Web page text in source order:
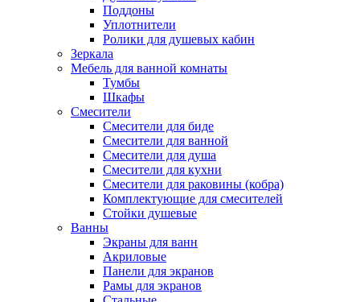
Поддоны
Уплотнители
Ролики для душевых кабин
Зеркала
Мебель для ванной комнаты
Тумбы
Шкафы
Смесители
Смесители для биде
Смесители для ванной
Смесители для душа
Смесители для кухни
Смесители для раковины (кобра)
Комплектующие для смесителей
Стойки душевые
Ванны
Экраны для ванн
Акриловые
Панели для экранов
Рамы для экранов